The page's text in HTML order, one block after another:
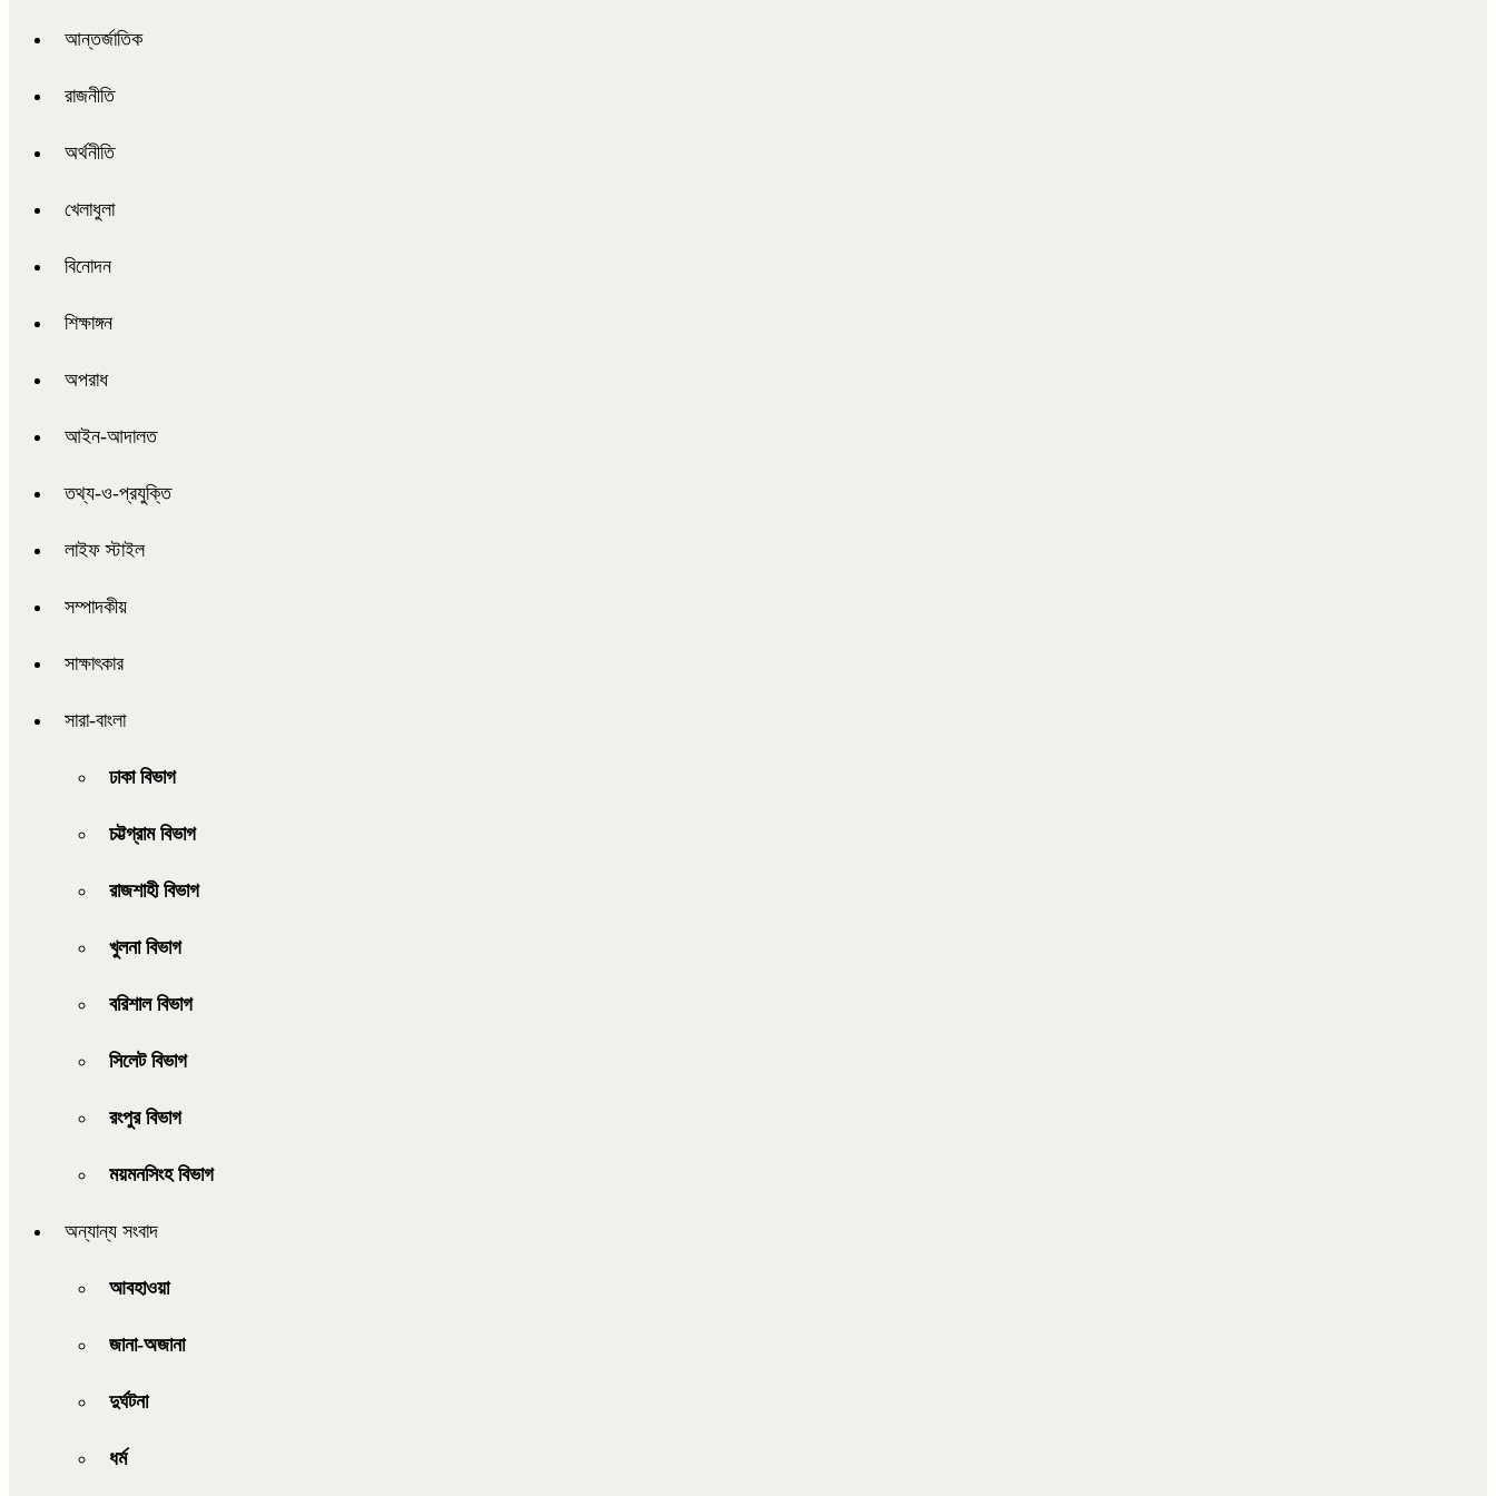
আন্তর্জাতিক
রাজনীতি
অর্থনীতি
খেলাধুলা
বিনোদন
শিক্ষাঙ্গন
অপরাধ
আইন-আদালত
তথ্য-ও-প্রযুক্তি
লাইফ স্টাইল
সম্পাদকীয়
সাক্ষাৎকার
সারা-বাংলা
ঢাকা বিভাগ
চট্টগ্রাম বিভাগ
রাজশাহী বিভাগ
খুলনা বিভাগ
বরিশাল বিভাগ
সিলেট বিভাগ
রংপুর বিভাগ
ময়মনসিংহ বিভাগ
অন্যান্য সংবাদ
আবহাওয়া
জানা-অজানা
দুর্ঘটনা
ধর্ম